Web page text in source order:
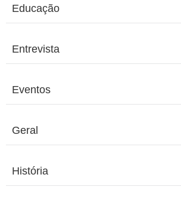
Educação
Entrevista
Eventos
Geral
História